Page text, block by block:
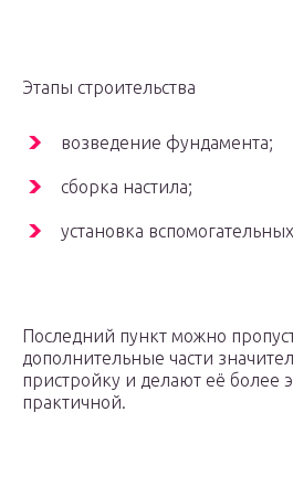
Этапы строительства
возведение фундамента;
сборка настила;
установка
Последний пункт можно
дополнительные части
пристройку и делают её более
практичной.